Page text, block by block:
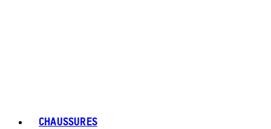
CHAUSSURES